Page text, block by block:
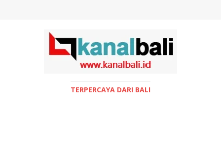
TERPERCAYA DARI BALI